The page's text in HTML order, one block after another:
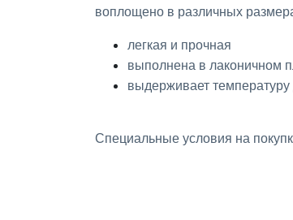
воплощено в различных
легкая и прочная
выполнена в лаконичном
выдерживает температуру
Специальные условия на